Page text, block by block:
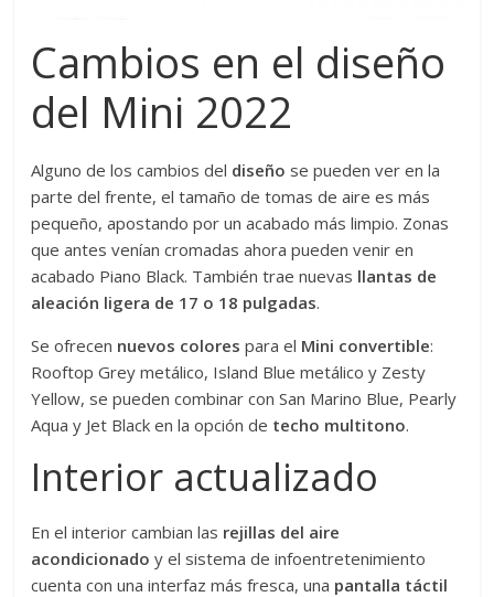
Cambios en el diseño
del Mini 2022
Alguno de los cambios del diseñose pueden ver en la
parte del frente, el tamaño de tomas de aire es más
pequeño, apostando por un acabado más limpio. Zonas
que antes venían cromadas ahora pueden venir en
acabado Piano Black. También trae nuevas llantas de
aleación ligera de 17 o 18 pulgadas.
Se ofrecen nuevos colores para el Mini convertible:
Rooftop Grey metálico, Island Blue metálico y Zesty
Yellow, se pueden combinar con San Marino Blue, Pearly
Aqua y Jet Black en la opción de techo multitono.
Interior actualizado
En el interior cambian las rejillas del aire
acondicionado y el sistema de infoentretenimiento
cuenta con una interfaz más fresca, una pantalla táctil